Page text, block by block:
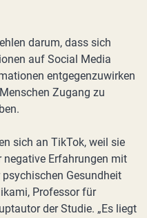
darum, dass sich
auf Social Media
entgegenzuwirken
Zugang zu
sich an TikTok, weil sie
Erfahrungen mit
Gesundheit
Professor für
der Studie. „Es liegt